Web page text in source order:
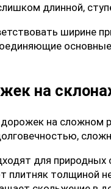
длинной,
ширине
на
на сложном
для
плитняк толщиной